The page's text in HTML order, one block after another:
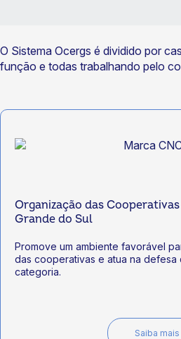
O Sistema Ocergs é dividido por
função e todas trabalhando pelo
Organização das
Grande do Sul
Promove um ambiente favorável
das cooperativas e atua na defesa
categoria.
Saiba mais